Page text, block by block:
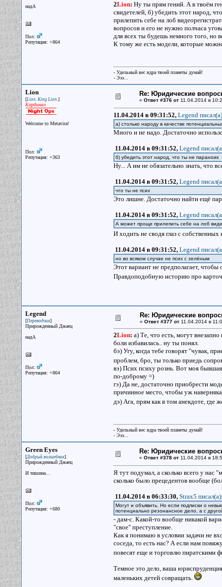
надА
Пол:
Репутация: +864
2Lion: Ну ты прям гений. А в твоём
свидетелей, б) убедить этот народ,
прилепить себе на лоб
вопросов и его не нужно полчаса
для всех ты будешь немного того,
К тому же есть модели, которые
- Удельный вес ядра твоей планеты думай!
- Эээ...
Lion
[Lion. King Lion.]
Кардинал
Welcome to Metavira!
Пол:
Репутация: +363
Re: Юридические
« Ответ #376 от11.04.2014 в
11.04.2014 в 09:31:52, Legend писал(a)
а) столько народу в качестве
Много и не надо. Достаточно
11.04.2014 в 09:31:52, Legend
б) убедить этот народ, что ты не параноик
Ну... А им не обязательно знать, что
11.04.2014 в 09:31:52, Legend
что ты не псих
Это лишне. Достаточно найти ещё
11.04.2014 в 09:31:52, Legend
А может проще прилепить себе на лоб
И ходить не сводя глаз с
11.04.2014 в 09:31:52, Legend
но во всяком случае не псих с зелёным
Этот вариант не предполагает,
Правдоподобную историю про
Legend
[Переводчик]
Прирожденный Джаец
надА
Пол:
Репутация: +864
Re: Юридические
« Ответ #377 от11.04.2014 в
2Lion: а) Те, что есть, могут
боли избавилась.. ну ты понял.
бэ) Угу, когда тебе говорят "чувак,
проблем, бро, ты только приедь
вэ) Псих психу рознь. Вот моя
по-доброму =)
гэ) Да не, достаточно приобрести
причинное место, чтобы уж
дэ) Ага, прям как в том анекдоте, где
- Удельный вес ядра твоей планеты думай!
- Эээ...
Green Eyes
[Добрый волшебник]
Прирожденный Джаец
И тишина...
Пол:
Репутация: +680
Re: Юридические
« Ответ #378 от11.04.2014 в
Я тут подумал, а сколько всего у нас
сколько было прецедентов вообще
11.04.2014 в 06:33:30, Strax5 писал(a)
Могут и объявить. Но если подписки о
потенциально резонансное дело, а с
- дам-с. Какой-то вообще никакой
"свое" преступление.
Как я понимаю в условии задачи не
соседа, то есть нас? А если нам
повесят еще и торговлю пиратскими
Темное это дело, ваша
маленьких детей совращать.